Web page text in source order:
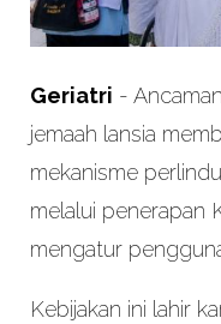
Geriatri -
jemaah lansia
mekanisme
melalui penerapan
mengatur
Kebijakan ini lahir